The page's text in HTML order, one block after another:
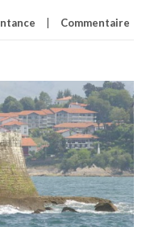
Commentaire